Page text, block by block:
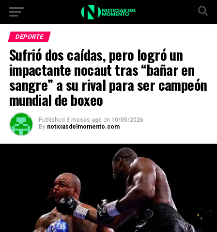
DEPORTE
Sufrió dos caídas, pero logró un
impactante nocaut tras “bañar en
sangre” a su rival para ser campeón
mundial de boxeo
Published 3 meses ago on 10/05/2026
By noticiasdelmomento.com